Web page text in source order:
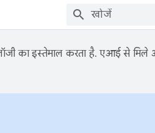
का इस्तेमाल करता है. एआई से मिले